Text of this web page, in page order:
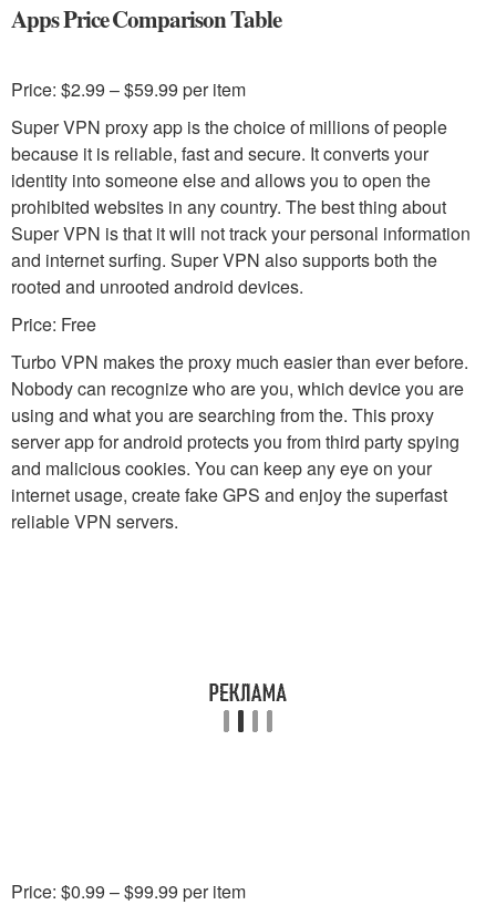
Apps Price Comparison Table
Price: $2.99 – $59.99 per item
Super VPN proxy app is the choice of millions of people
because it is reliable, fast and secure. It converts your
identity into someone else and allows you to open the
prohibited websites in any country. The best thing about
Super VPN is that it will not track your personal information
and internet surfing. Super VPN also supports both the
rooted and unrooted android devices.
Price: Free
Turbo VPN makes the proxy much easier than ever before.
Nobody can recognize who are you, which device you are
using and what you are searching from the. This proxy
server app for android protects you from third party spying
and malicious cookies. You can keep any eye on your
internet usage, create fake GPS and enjoy the superfast
reliable VPN servers.
Price: $0.99 – $99.99 per item